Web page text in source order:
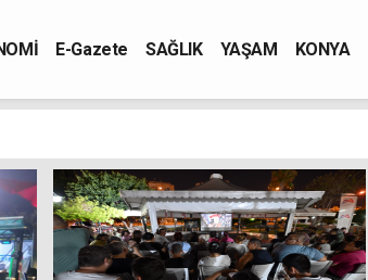
E-Gazete SAĞLIK YAŞAM KONYA